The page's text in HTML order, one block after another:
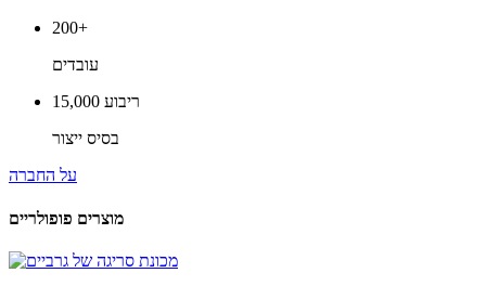
200+
עובדים
15,000 ריבוע
בסיס ייצור
על החברה
מוצרים פופולריים